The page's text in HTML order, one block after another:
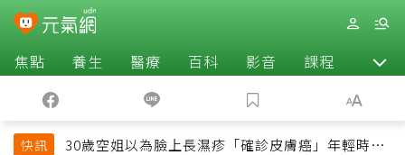
焦點 養生 醫療 百科 影音 課程 退休
快訊
30歲空姐以為臉上長濕疹「確診皮膚癌」年輕時一